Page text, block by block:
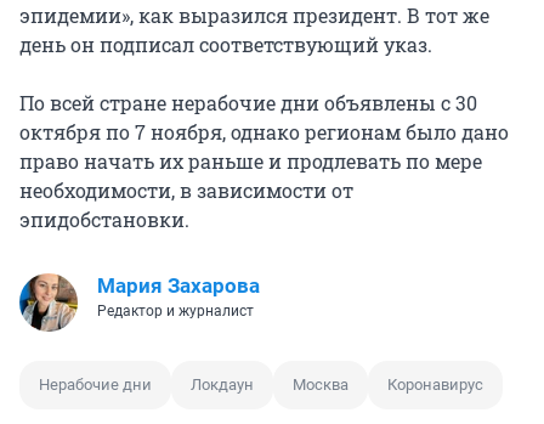
эпидемии», как выразился президент. В тот же
день он подписал соответствующий указ.
По всей стране нерабочие дни объявлены с 30
октября по 7 ноября, однако регионам было дано
право начать их раньше и продлевать по мере
необходимости, в зависимости от
эпидобстановки.
Мария Захарова
Редактор и журналист
Нерабочие дни Локдаун Москва Коронавирус